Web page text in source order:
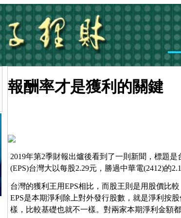
報酬率才是獲利的關鍵
2019年第2季財報出爐後看到了一則新聞，標題
(EPS)台灣大以每股2.29元，勝過中華電(2412)的
台灣的獲利王用EPS相比，而股王則是用股價比
EPS是本期淨利除上對外發行股數，就是淨利按
樣，比較基礎也就不一樣。對兩家本期淨利金額